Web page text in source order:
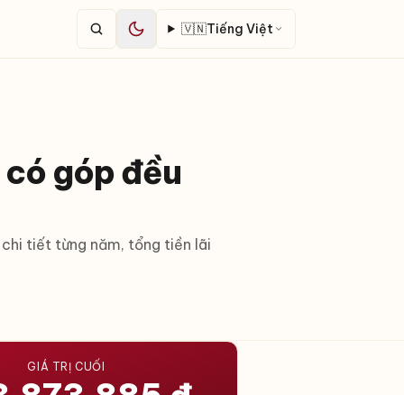
🇻🇳Tiếng Việt
góp đều
tiết từng năm, tổng tiền lãi
GIÁ TRỊ CUỐI